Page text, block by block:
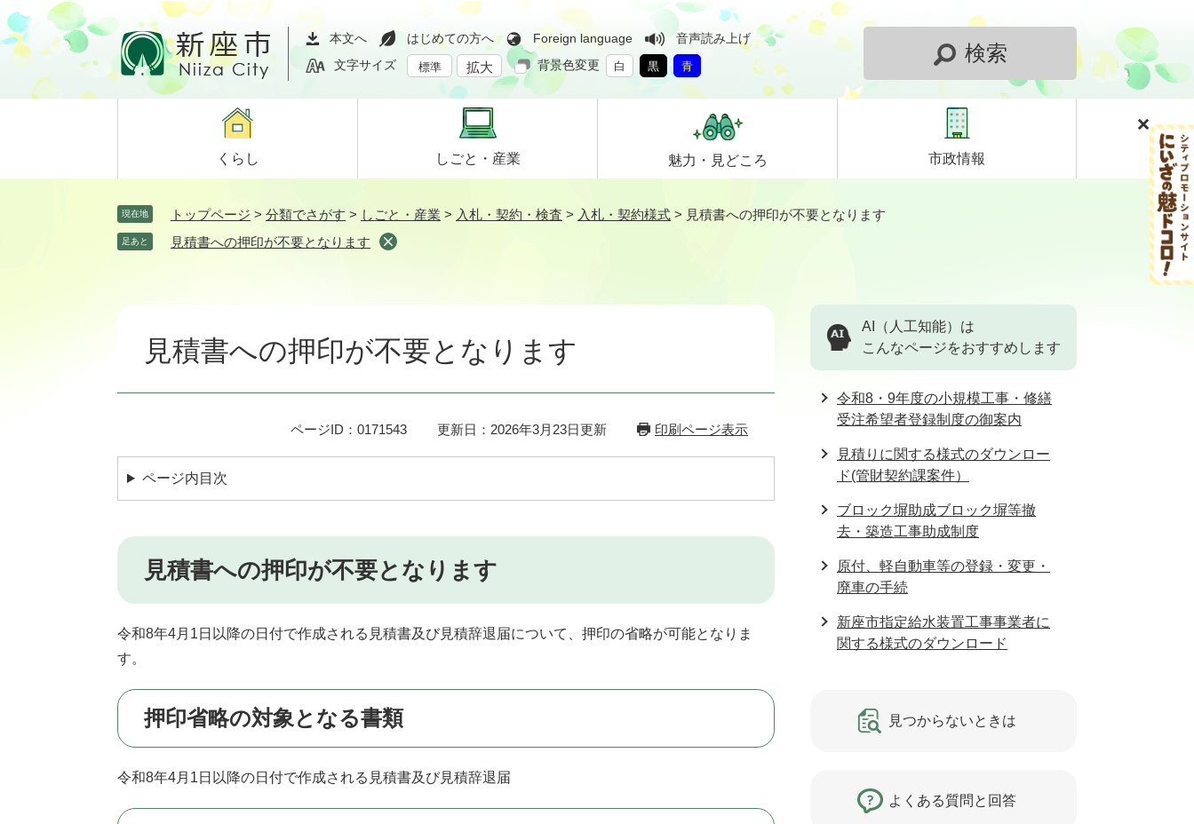
ペ
ー
ジ
メ
ニ
ュ
て
本文へ はじめての方へ Foreign language
音声読み上げ
文字サイズ
標準 拡大 背景色変更 白 黒 青
検索
くらし しごと・ 産業 魅力・ 見どころ 市政情報
現在地 トップページ > 分類でさがす > しごと・産業 > 入札・契約・検査 > 入札・契約様式 > 見積書への押印が不要となります
足あと 見積書への押印が不要となります
見積書への押印が不要となります
ページID：0171543 更新日：2026年3月23日更新 印刷ページ表示
ページ内目次
見積書への押印が不要となります
令和8年4月1日以降の日付で作成される見積書及び見積辞退届について、押印の省略が可能となりま
す。
押印省略の対象となる書類
令和8年4月1日以降の日付で作成される見積書及び見積辞退届
AI（人工知能）は
こんなページをおすすめします
令和8・9年度の小規模工事・修繕
受注希望者登録制度の御案内
見積りに関する様式のダウンロー
ド(管財契約課案件）
ブロック塀助成ブロック塀等撤
去・築造工事助成制度
原付、軽自動車等の登録・変更・
廃車の手続
新座市指定給水装置工事事業者に
関する様式のダウンロード
見つからないときは
よくある質問と回答